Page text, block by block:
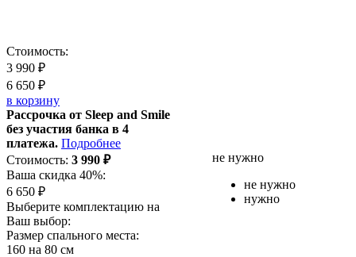
Стоимость:
3 990 ₽
6 650 ₽
в корзину
Рассрочка от Sleep and Smile
без участия банка в 4
платежа. Подробнее
не нужно
не нужно
нужно
Стоимость: 3 990 ₽
Ваша скидка 40%:
6 650 ₽
Выберите комплектацию на
Ваш выбор:
Размер спального места:
160 на 80 см